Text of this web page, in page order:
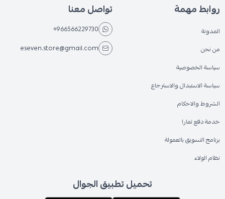
روابط مهمة
المدونة
من نحن
سياسة الخصوصية
سياسة الاستبدال والاسترجاع
الشروط والاحكام
خدمة دفع تمارا
برنامج التسويق بالعمولة
نظام الولاء
تواصل معنا
+966566229730
eseven.store@gmail.com
تحميل تطبيق الجوال